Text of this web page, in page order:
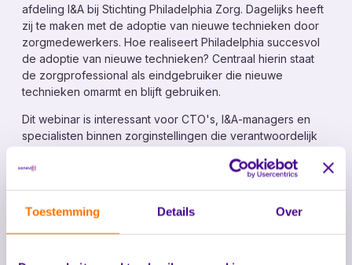
Toestemming Details Over
Contact
Stille ontruiming (NEN 2575-4)
Toegangsbeheer
Diensten
Consultancy
Kennis
afdeling I&A bij Stichting Philadelphia Zorg. Dagelijks heeft
zij te maken met de adoptie van nieuwe technieken door
zorgmedewerkers. Hoe realiseert Philadelphia succesvol
de adoptie van nieuwe technieken? Centraal hierin staat
de zorgprofessional als eindgebruiker die nieuwe
technieken omarmt en blijft gebruiken.
Dit webinar is interessant voor CTO's, I&A-managers en
specialisten binnen zorginstellingen die verantwoordelijk